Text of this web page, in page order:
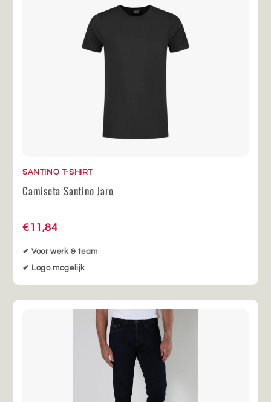
SANTINO T-SHIRT
Camiseta Santino Jaro
€11,84
✔ Voor werk & team
✔ Logo mogelijk